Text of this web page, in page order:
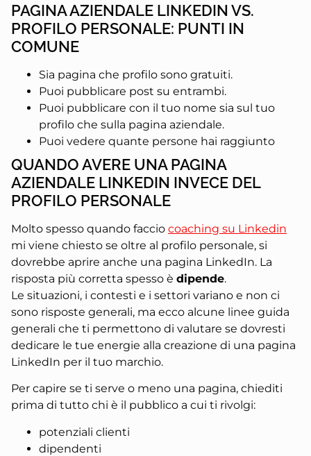
PAGINA AZIENDALE LINKEDIN VS.
PROFILO PERSONALE: PUNTI IN
COMUNE
Sia pagina che profilo sono gratuiti.
Puoi pubblicare post su entrambi.
Puoi pubblicare con il tuo nome sia sul tuo
profilo che sulla pagina aziendale.
Puoi vedere quante persone hai raggiunto
QUANDO AVERE UNA PAGINA
AZIENDALE LINKEDIN INVECE DEL
PROFILO PERSONALE
Molto spesso quando faccio coaching su Linkedin
mi viene chiesto se oltre al profilo personale, si
dovrebbe aprire anche una pagina LinkedIn. La
risposta più corretta spesso è dipende.
Le situazioni, i contesti e i settori variano e non ci
sono risposte generali, ma ecco alcune linee guida
generali che ti permettono di valutare se dovresti
dedicare le tue energie alla creazione di una pagina
LinkedIn per il tuo marchio.
Per capire se ti serve o meno una pagina, chiediti
prima di tutto chi è il pubblico a cui ti rivolgi:
potenziali clienti
dipendenti